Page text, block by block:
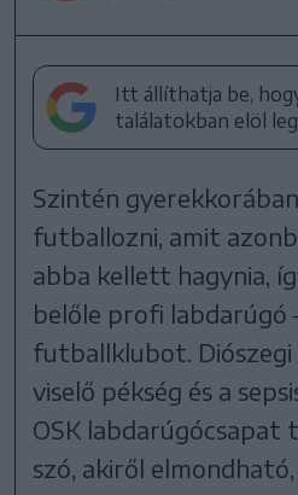
Itt állíthatja be,
találatokban elöl
Szintén
futballozni, amit
abba kellett hagynia,
belőle profi
futballklubot. Diószegi
viselő pékség és a
OSK labdarúgócsapat
szó, akiről